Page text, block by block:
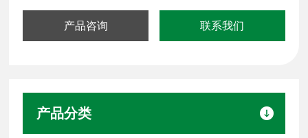
产品咨询 联系我们
产品分类